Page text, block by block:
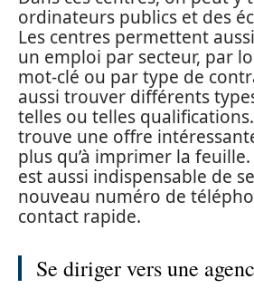
ordinateurs publics et des
Les centres permettent
un emploi par secteur, par
mot-clé ou par type de
aussi trouver différents
telles ou telles qualifications.
trouve une offre
plus qu’à imprimer la
est aussi indispensable de
nouveau numéro de
contact rapide.
Se diriger vers une